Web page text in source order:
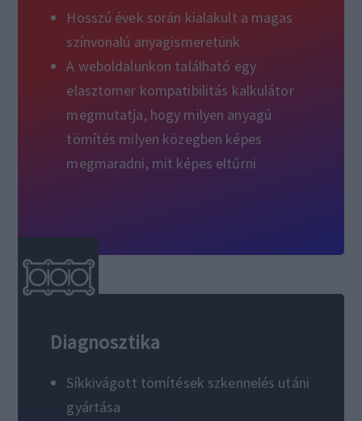
Hosszú évek során kialakult a magas
színvonalú anyagismeretünk
A weboldalunkon található egy
elasztomer kompatibilitás kalkulátor
megmutatja, hogy milyen anyagú
tömítés milyen közegben képes
megmaradni, mit képes eltűrni
Diagnosztika
Síkkivágott tömítések szkennelés utáni
gyártása